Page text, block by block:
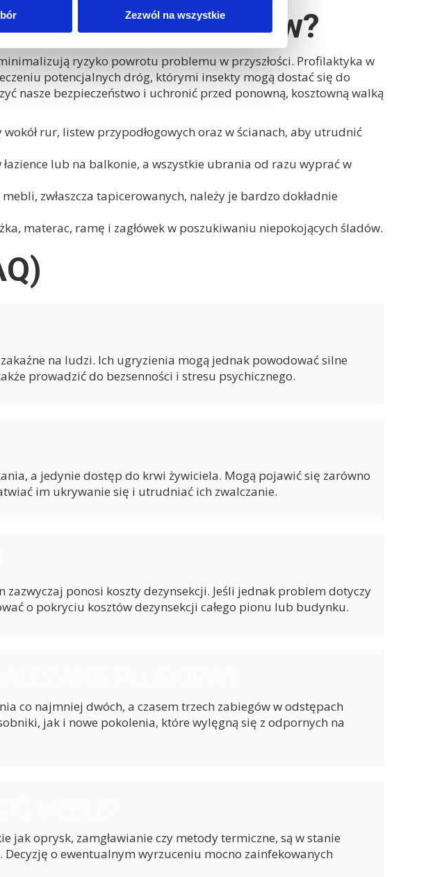
Zezwól na wszystkie
pluskiew?
ryzyko powrotu problemu w przyszłości. Profilaktyka w
potencjalnych dróg, którymi insekty mogą dostać się do
nasze bezpieczeństwo i uchronić przed ponowną, kosztowną walką
rur, listew przypodłogowych oraz w ścianach, aby utrudnić
lub na balkonie, a wszystkie ubrania od razu wyprać w
zwłaszcza tapicerowanych, należy je bardzo dokładnie
materac, ramę i zagłówek w poszukiwaniu niepokojących śladów.
na ludzi. Ich ugryzienia mogą jednak powodować silne
prowadzić do bezsenności i stresu psychicznego.
a jedynie dostęp do krwi żywiciela. Mogą pojawić się zarówno
im ukrywanie się i utrudniać ich zwalczanie.
ponosi koszty dezynsekcji. Jeśli jednak problem dotyczy
o pokryciu kosztów dezynsekcji całego pionu lub budynku.
co najmniej dwóch, a czasem trzech zabiegów w odstępach
jak i nowe pokolenia, które wylęgną się z odpornych na
oprysk, zamgławianie czy metody termiczne, są w stanie
o ewentualnym wyrzuceniu mocno zainfekowanych